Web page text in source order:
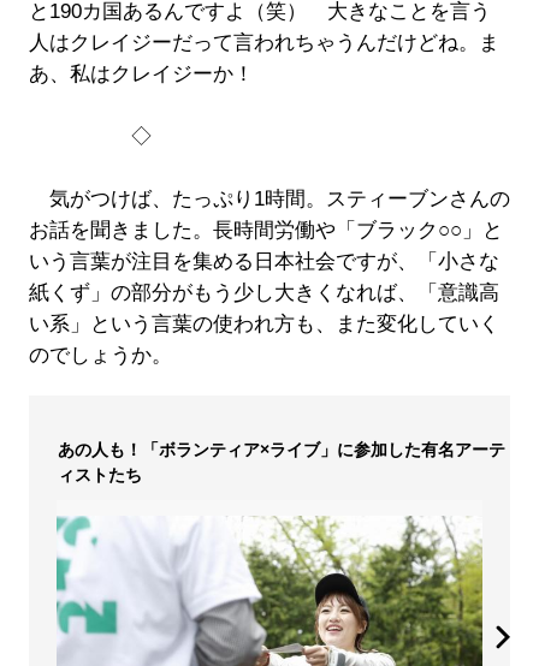
と190カ国あるんですよ（笑） 大きなことを言う
人はクレイジーだって言われちゃうんだけどね。ま
あ、私はクレイジーか！
◇
気がつけば、たっぷり1時間。スティーブンさんの
お話を聞きました。長時間労働や「ブラック○○」と
いう言葉が注目を集める日本社会ですが、「小さな
紙くず」の部分がもう少し大きくなれば、「意識高
い系」という言葉の使われ方も、また変化していく
のでしょうか。
あの人も！「ボランティア×ライブ」に参加した有名アーテ
ィストたち